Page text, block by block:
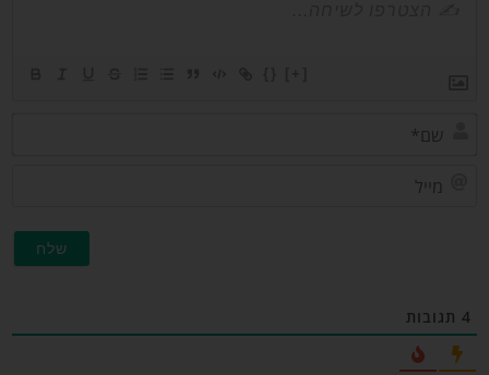
תגובות